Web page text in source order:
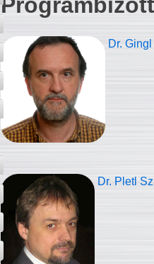
Dr.
Dr. Pletl